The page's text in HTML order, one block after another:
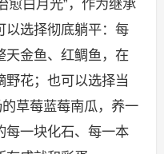
愈白月光”，作为继承
以选择彻底躺平：每
天金鱼、红鲷鱼，在
野花；也可以选择当
草莓蓝莓南瓜，养一
每一块化石、每一本